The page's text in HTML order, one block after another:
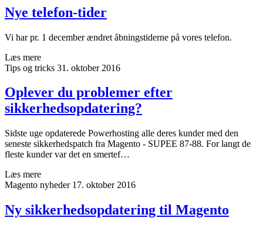
Nye telefon-tider
Vi har pr. 1 december ændret åbningstiderne på vores telefon.
Læs mere
Tips og tricks 31. oktober 2016
Oplever du problemer efter
sikkerhedsopdatering?
Sidste uge opdaterede Powerhosting alle deres kunder med den
seneste sikkerhedspatch fra Magento - SUPEE 87-88. For langt de
fleste kunder var det en smertef…
Læs mere
Magento nyheder 17. oktober 2016
Ny sikkerhedsopdatering til Magento